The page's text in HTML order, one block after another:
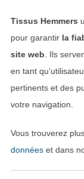
Passer à la
Tissus Hemmers
pour garantir la
site web . Ils
en tant
pertinents et des
votre navigation.
Vous trouverez
donnéeset dans